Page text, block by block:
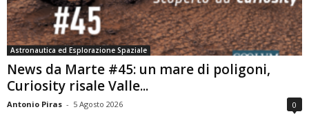
Astronautica ed Esplorazione Spaziale
News da Marte #45: un mare di poligoni,
Curiosity risale Valle...
Antonio Piras - 5 Agosto 2026 0